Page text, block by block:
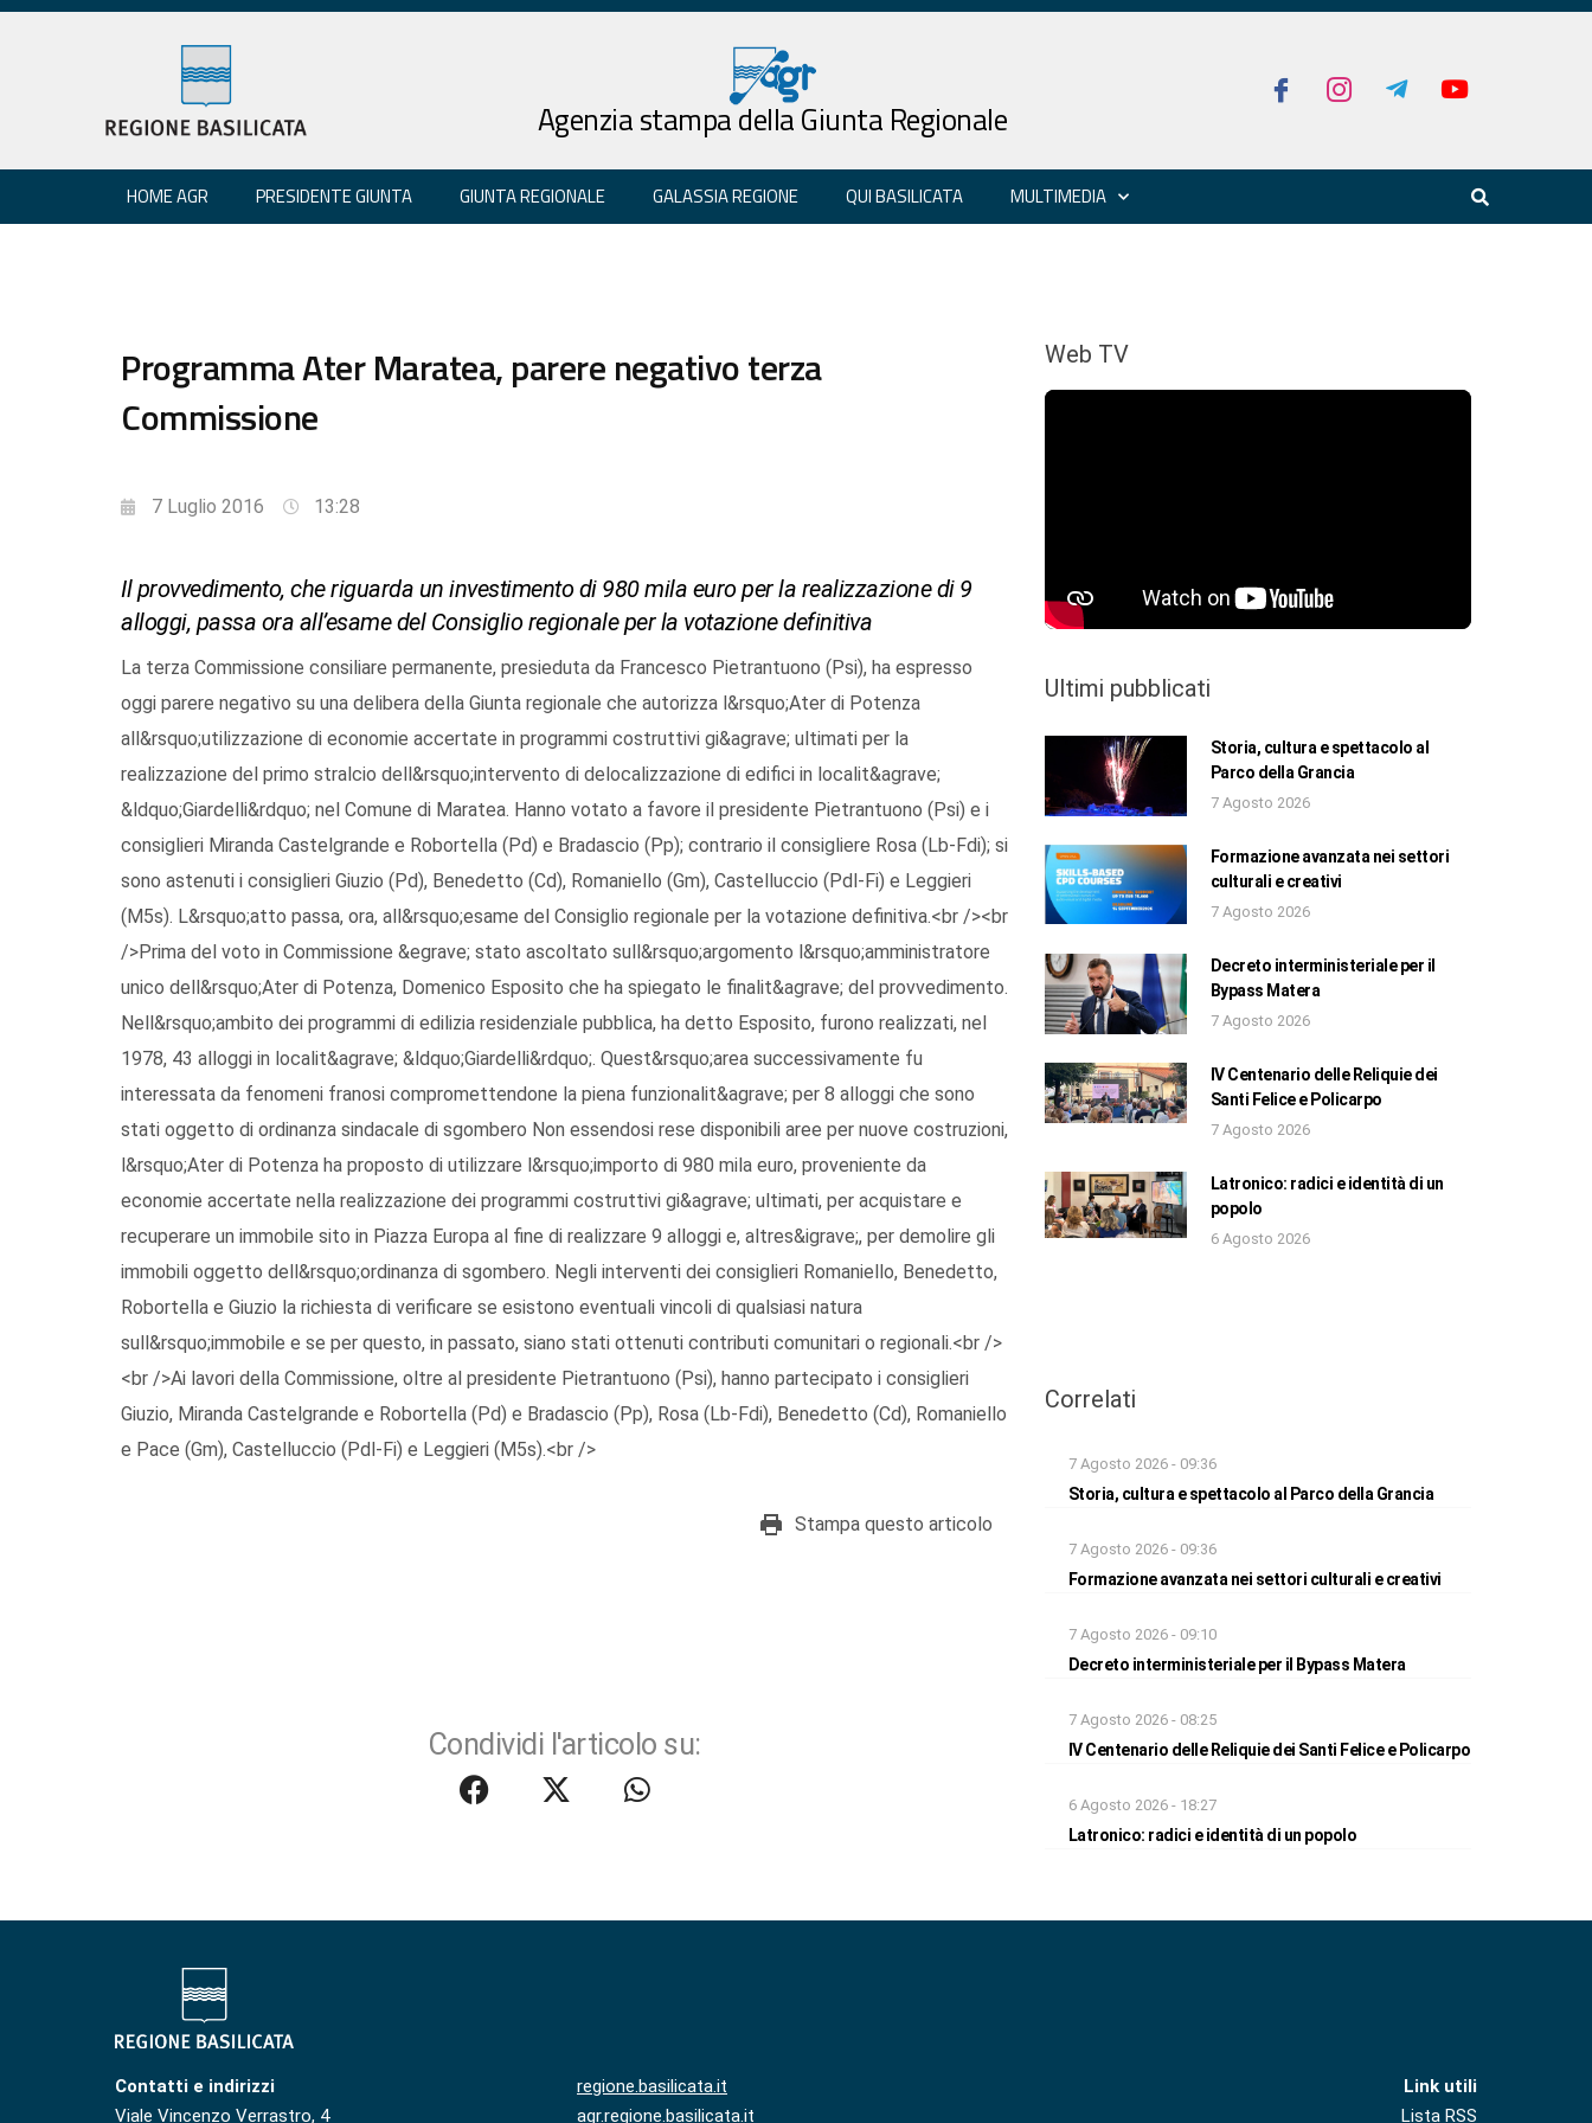
Agenzia stampa della Giunta Regionale
HOME AGR PRESIDENTE GIUNTA GIUNTA REGIONALE GALASSIA REGIONE QUI BASILICATA MULTIMEDIA
Programma Ater Maratea, parere negativo terza
Commissione
7 Luglio 2016 13:28
Il provvedimento, che riguarda un investimento di 980 mila euro per la realizzazione di 9
alloggi, passa ora all’esame del Consiglio regionale per la votazione definitiva
La terza Commissione consiliare permanente, presieduta da Francesco Pietrantuono (Psi), ha espresso
oggi parere negativo su una delibera della Giunta regionale che autorizza l&rsquo;Ater di Potenza
all&rsquo;utilizzazione di economie accertate in programmi costruttivi gi&agrave; ultimati per la
realizzazione del primo stralcio dell&rsquo;intervento di delocalizzazione di edifici in localit&agrave;
&ldquo;Giardelli&rdquo; nel Comune di Maratea. Hanno votato a favore il presidente Pietrantuono (Psi) e i
consiglieri Miranda Castelgrande e Robortella (Pd) e Bradascio (Pp); contrario il consigliere Rosa (Lb-Fdi); si
sono astenuti i consiglieri Giuzio (Pd), Benedetto (Cd), Romaniello (Gm), Castelluccio (Pdl-Fi) e Leggieri
(M5s). L&rsquo;atto passa, ora, all&rsquo;esame del Consiglio regionale per la votazione definitiva.<br /><br
/>Prima del voto in Commissione &egrave; stato ascoltato sull&rsquo;argomento l&rsquo;amministratore
unico dell&rsquo;Ater di Potenza, Domenico Esposito che ha spiegato le finalit&agrave; del provvedimento.
Nell&rsquo;ambito dei programmi di edilizia residenziale pubblica, ha detto Esposito, furono realizzati, nel
1978, 43 alloggi in localit&agrave; &ldquo;Giardelli&rdquo;. Quest&rsquo;area successivamente fu
interessata da fenomeni franosi compromettendone la piena funzionalit&agrave; per 8 alloggi che sono
stati oggetto di ordinanza sindacale di sgombero Non essendosi rese disponibili aree per nuove costruzioni,
l&rsquo;Ater di Potenza ha proposto di utilizzare l&rsquo;importo di 980 mila euro, proveniente da
economie accertate nella realizzazione dei programmi costruttivi gi&agrave; ultimati, per acquistare e
recuperare un immobile sito in Piazza Europa al fine di realizzare 9 alloggi e, altres&igrave;, per demolire gli
immobili oggetto dell&rsquo;ordinanza di sgombero. Negli interventi dei consiglieri Romaniello, Benedetto,
Robortella e Giuzio la richiesta di verificare se esistono eventuali vincoli di qualsiasi natura
sull&rsquo;immobile e se per questo, in passato, siano stati ottenuti contributi comunitari o regionali.<br />
<br />Ai lavori della Commissione, oltre al presidente Pietrantuono (Psi), hanno partecipato i consiglieri
Giuzio, Miranda Castelgrande e Robortella (Pd) e Bradascio (Pp), Rosa (Lb-Fdi), Benedetto (Cd), Romaniello
e Pace (Gm), Castelluccio (Pdl-Fi) e Leggieri (M5s).<br />
Stampa questo articolo
Condividi l'articolo su:
Web TV
Ultimi pubblicati
Storia, cultura e spettacolo al
Parco della Grancia
7 Agosto 2026
Formazione avanzata nei settori
culturali e creativi
7 Agosto 2026
Decreto interministeriale per il
Bypass Matera
7 Agosto 2026
IV Centenario delle Reliquie dei
Santi Felice e Policarpo
7 Agosto 2026
Latronico: radici e identità di un
popolo
6 Agosto 2026
Correlati
7 Agosto 2026 - 09:36
Storia, cultura e spettacolo al Parco della Grancia
7 Agosto 2026 - 09:36
Formazione avanzata nei settori culturali e creativi
7 Agosto 2026 - 09:10
Decreto interministeriale per il Bypass Matera
7 Agosto 2026 - 08:25
IV Centenario delle Reliquie dei Santi Felice e Policarpo
6 Agosto 2026 - 18:27
Latronico: radici e identità di un popolo
Contatti e indirizzi
Viale Vincenzo Verrastro, 4
regione.basilicata.it
agr.regione.basilicata.it
Link utili
Lista RSS